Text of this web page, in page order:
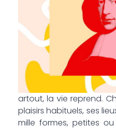
artout, la vie reprend.
plaisirs habituels, ses
mille formes, petites